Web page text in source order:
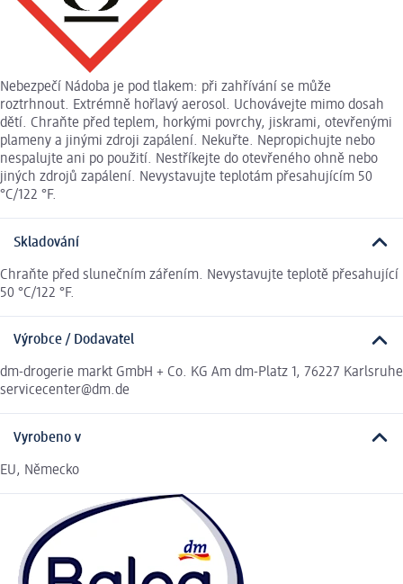
Nebezpečí Nádoba je pod tlakem: při zahřívání se může
roztrhnout. Extrémně hořlavý aerosol. Uchovávejte mimo dosah
dětí. Chraňte před teplem, horkými povrchy, jiskrami, otevřenými
plameny a jinými zdroji zapálení. Nekuřte. Nepropichujte nebo
nespalujte ani po použití. Nestříkejte do otevřeného ohně nebo
jiných zdrojů zapálení. Nevystavujte teplotám přesahujícím 50
°C/122 °F.
Skladování
Chraňte před slunečním zářením. Nevystavujte teplotě přesahující
50 °C/122 °F.
Výrobce / Dodavatel
dm-drogerie markt GmbH + Co. KG Am dm-Platz 1, 76227 Karlsruhe
servicecenter@dm.de
Vyrobeno v
EU, Německo